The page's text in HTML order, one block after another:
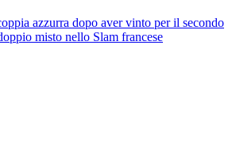
azzurra dopo aver vinto per il secondo
misto nello Slam francese